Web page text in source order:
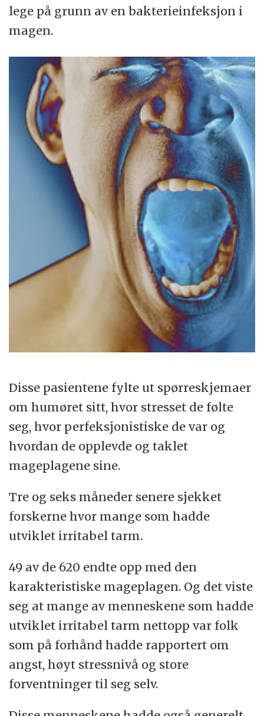
lege på grunn av en bakterieinfeksjon i
magen.
Disse pasientene fylte ut spørreskjemaer
om humøret sitt, hvor stresset de følte
seg, hvor perfeksjonistiske de var og
hvordan de opplevde og taklet
mageplagene sine.
Tre og seks måneder senere sjekket
forskerne hvor mange som hadde
utviklet irritabel tarm.
49 av de 620 endte opp med den
karakteristiske mageplagen. Og det viste
seg at mange av menneskene som hadde
utviklet irritabel tarm nettopp var folk
som på forhånd hadde rapportert om
angst, høyt stressnivå og store
forventninger til seg selv.